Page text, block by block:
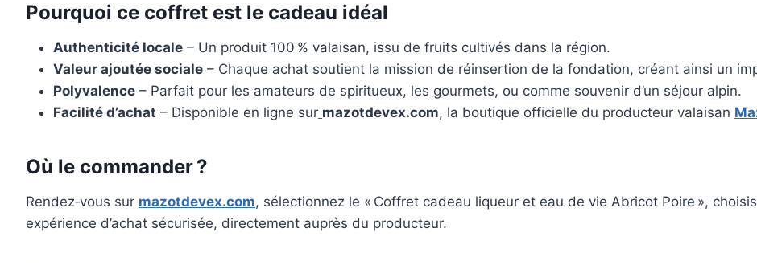
Pourquoi ce coffret est le cadeau idéal
Authenticité locale – Un produit 100 % valaisan, issu de fruits cultivés dans la région.
Valeur ajoutée sociale – Chaque achat soutient la mission de réinsertion de la fondation, créant ainsi un
Polyvalence – Parfait pour les amateurs de spiritueux, les gourmets, ou comme souvenir d’un séjour alpin.
Facilité d’achat – Disponible en ligne sur mazotdevex.com, la boutique officielle du producteur valaisan
Où le commander ?
Rendez‑vous sur mazotdevex.com, sélectionnez le « Coffret cadeau liqueur et eau de vie Abricot Poire »,
expérience d’achat sécurisée, directement auprès du producteur.